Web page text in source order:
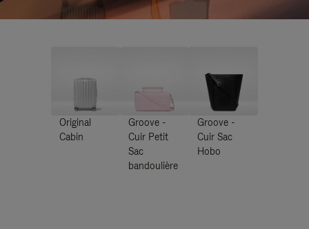
Original
Cabin
Groove -
Cuir Petit
Sac
bandoulière
Groove -
Cuir Sac
Hobo